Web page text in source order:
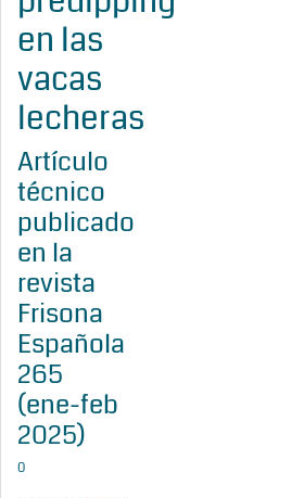
en las
vacas
lecheras
Artículo
técnico
publicado
en la
revista
Frisona
Española
265
(ene-feb
2025)
0